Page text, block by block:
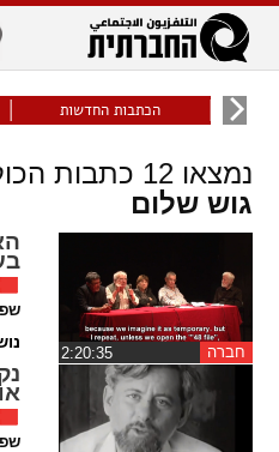
visibility_off
ביטול הבהובים ניווט
zoom_out
התרחק
הכתבות החדשות
נמצאו12 כתבות
גוש שלום
חברה